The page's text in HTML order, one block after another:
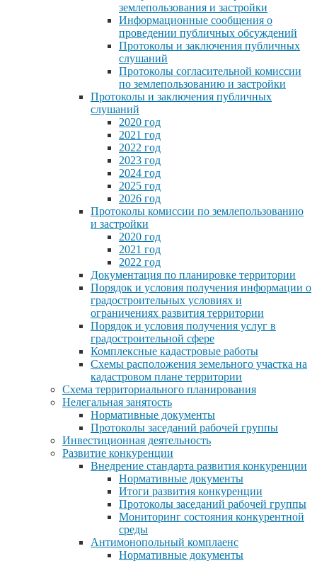
землепользования и застройки
Информационные сообщения о
проведении публичных обсуждений
Протоколы и заключения публичных
слушаний
Протоколы согласительной комиссии
по землепользованию и застройки
Протоколы и заключения публичных
слушаний
2020 год
2021 год
2022 год
2023 год
2024 год
2025 год
2026 год
Протоколы комиссии по землепользованию
и застройки
2020 год
2021 год
2022 год
Документация по планировке территории
Порядок и условия получения информации о
градостроительных условиях и
ограничениях развития территории
Порядок и условия получения услуг в
градостроительной сфере
Комплексные кадастровые работы
Схемы расположения земельного участка на
кадастровом плане территории
Схема территориального планирования
Нелегальная занятость
Нормативные документы
Протоколы заседаний рабочей группы
Инвестиционная деятельность
Развитие конкуренции
Внедрение стандарта развития конкуренции
Нормативные документы
Итоги развития конкуренции
Протоколы заседаний рабочей группы
Мониторинг состояния конкурентной
среды
Антимонопольный комплаенс
Нормативные документы